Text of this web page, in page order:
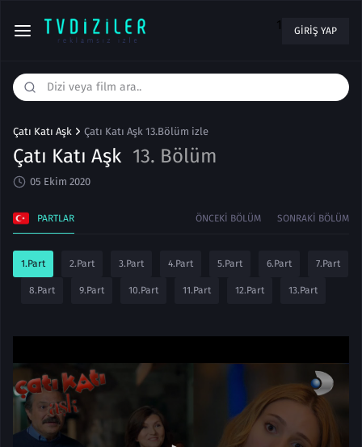
1 GIRIŞ YAP
Çatı Katı Aşk Çatı Katı Aşk 13.Bölüm izle
Çatı Katı Aşk 13. Bölüm
05 Ekim 2020
PARTLAR ÖNCEKI BÖLÜM SONRAKI BÖLÜM
1.Part 2.Part 3.Part 4.Part 5.Part 6.Part 7.Part
8.Part 9.Part 10.Part 11.Part 12.Part 13.Part